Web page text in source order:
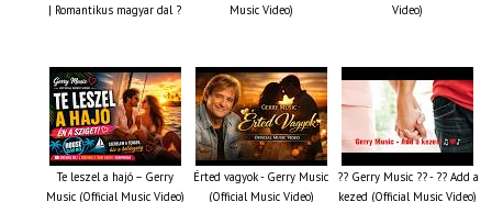
| Romantikus magyar dal ?
Music Video)
Video)
Te leszel a hajó – Gerry
Music (Official Music Video)
Érted vagyok - Gerry Music
(Official Music Video)
?? Gerry Music ?? - ?? Add a
kezed (Official Music Video)